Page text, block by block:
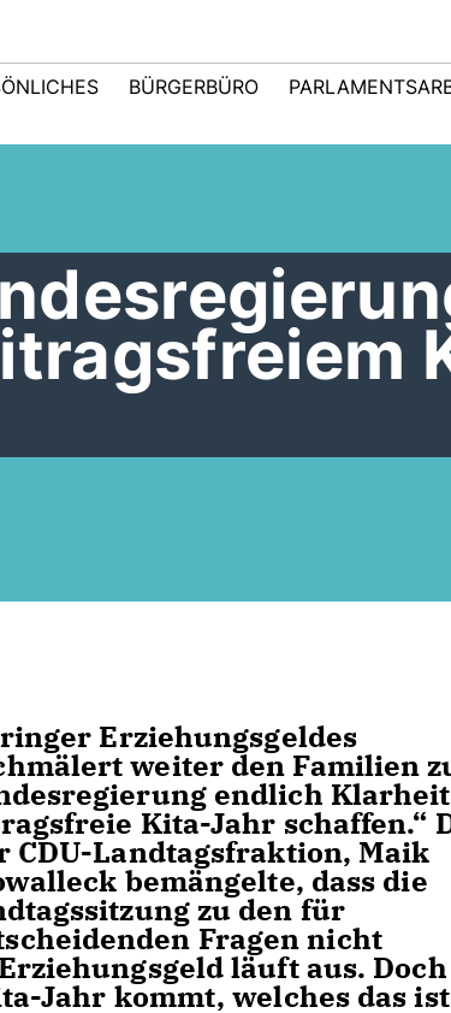
BÜRGERBÜRO
Erziehungsgeldes
weiter den Familien
endlich
Kita-Jahr schaffen.“
Landtagsfraktion, Maik
bemängelte, dass die
zu den für
Fragen nicht
läuft aus. Doch
Jahr kommt, welches das